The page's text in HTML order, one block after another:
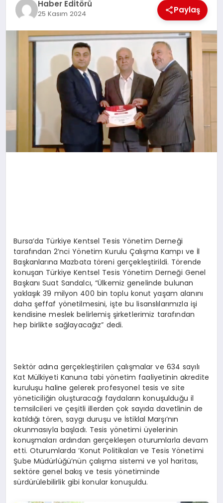
Haber Editörü
25 Kasım 2024 Paylaş
Bursa’da Türkiye Kentsel Tesis Yönetim Derneği
tarafından 2’nci Yönetim Kurulu Çalışma Kampı ve İl
Başkanlarına Mazbata töreni gerçekleştirildi. Törende
konuşan Türkiye Kentsel Tesis Yönetim Derneği Genel
Başkanı Suat Sandalcı, “Ülkemiz genelinde bulunan
yaklaşık 39 milyon 400 bin toplu konut yaşam alanını
daha şeffaf yönetilmesini, işte bu lisanslılarımızla işi
kendisine meslek belirlemiş şirketlerimiz tarafından
hep birlikte sağlayacağız” dedi.
Sektör adına gerçekleştirilen çalışmalar ve 634 sayılı
Kat Mülkiyeti Kanuna tabi yönetim faaliyetinin akredite
kuruluşu haline gelerek profesyonel tesis ve site
yöneticiliğin oluşturacağı faydaların konuşulduğu il
temsilcileri ve çeşitli illerden çok sayıda davetlinin de
katıldığı tören, saygı duruşu ve İstiklal Marşı’nın
okunmasıyla başladı. Tesis yönetimi üyelerinin
konuşmaları ardından gerçekleşen oturumlarla devam
etti. Oturumlarda ‘Konut Politikaları ve Tesis Yönetimi
Şube Müdürlüğü’nün çalışma sistemi ve yol haritası,
sektöre genel bakış ve tesis yönetiminde
sürdürülebilirlik gibi konular konuşuldu.